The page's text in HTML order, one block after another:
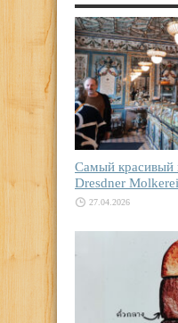
Самый красивый
Dresdner Molkerei
27.04.2026